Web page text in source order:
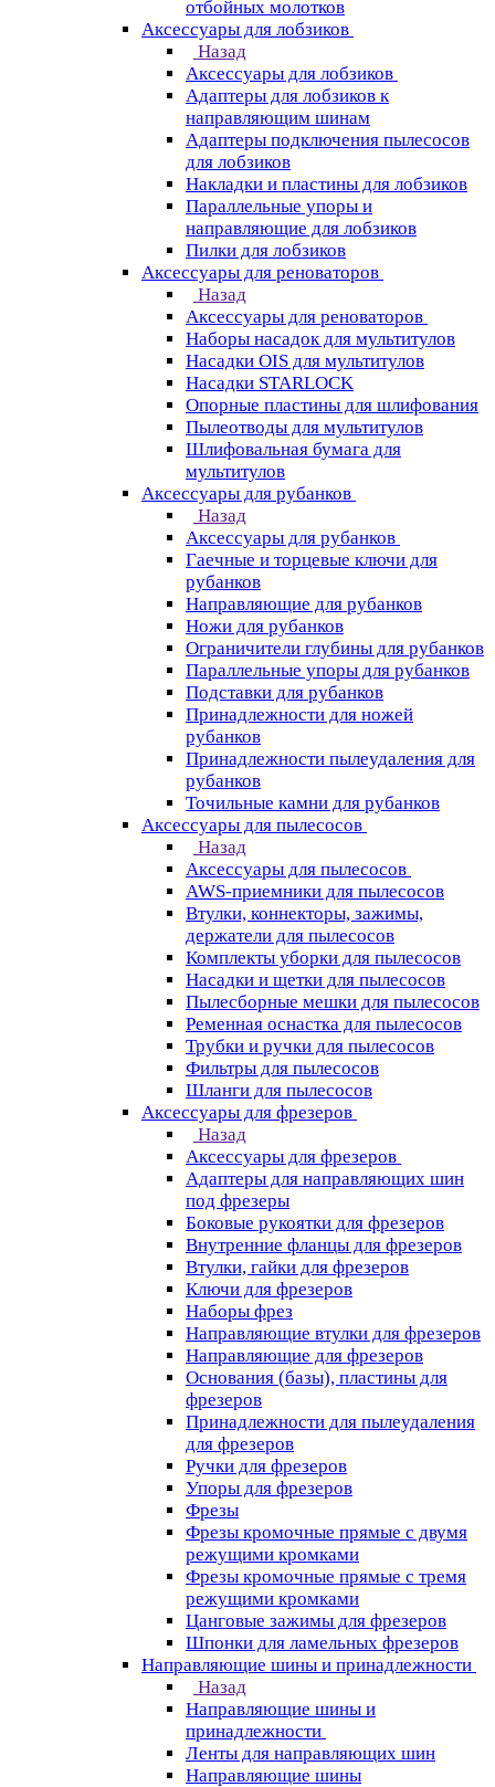
отбойных молотков
Аксессуары для лобзиков
Назад
Аксессуары для лобзиков
Адаптеры для лобзиков к
направляющим шинам
Адаптеры подключения пылесосов
для лобзиков
Накладки и пластины для лобзиков
Параллельные упоры и
направляющие для лобзиков
Пилки для лобзиков
Аксессуары для реноваторов
Назад
Аксессуары для реноваторов
Наборы насадок для мультитулов
Насадки OIS для мультитулов
Насадки STARLOCK
Опорные пластины для шлифования
Пылеотводы для мультитулов
Шлифовальная бумага для
мультитулов
Аксессуары для рубанков
Назад
Аксессуары для рубанков
Гаечные и торцевые ключи для
рубанков
Направляющие для рубанков
Ножи для рубанков
Ограничители глубины для рубанков
Параллельные упоры для рубанков
Подставки для рубанков
Принадлежности для ножей
рубанков
Принадлежности пылеудаления для
рубанков
Точильные камни для рубанков
Аксессуары для пылесосов
Назад
Аксессуары для пылесосов
AWS-приемники для пылесосов
Втулки, коннекторы, зажимы,
держатели для пылесосов
Комплекты уборки для пылесосов
Насадки и щетки для пылесосов
Пылесборные мешки для пылесосов
Ременная оснастка для пылесосов
Трубки и ручки для пылесосов
Фильтры для пылесосов
Шланги для пылесосов
Аксессуары для фрезеров
Назад
Аксессуары для фрезеров
Адаптеры для направляющих шин
под фрезеры
Боковые рукоятки для фрезеров
Внутренние фланцы для фрезеров
Втулки, гайки для фрезеров
Ключи для фрезеров
Наборы фрез
Направляющие втулки для фрезеров
Направляющие для фрезеров
Основания (базы), пластины для
фрезеров
Принадлежности для пылеудаления
для фрезеров
Ручки для фрезеров
Упоры для фрезеров
Фрезы
Фрезы кромочные прямые с двумя
режущими кромками
Фрезы кромочные прямые с тремя
режущими кромками
Цанговые зажимы для фрезеров
Шпонки для ламельных фрезеров
Направляющие шины и принадлежности
Назад
Направляющие шины и
принадлежности
Ленты для направляющих шин
Направляющие шины